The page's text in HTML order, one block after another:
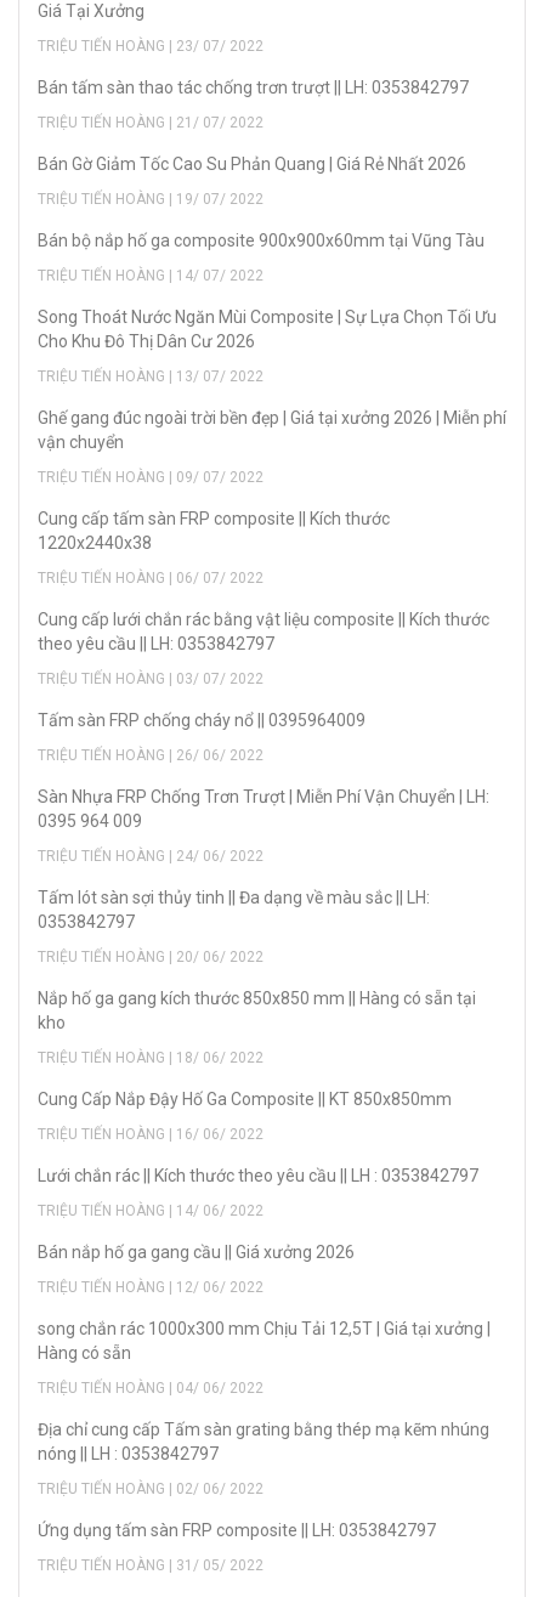
Giá Tại Xưởng
TRIỆU TIẾN HOÀNG | 23/ 07/ 2022
Bán tấm sàn thao tác chống trơn trượt || LH: 0353842797
TRIỆU TIẾN HOÀNG | 21/ 07/ 2022
Bán Gờ Giảm Tốc Cao Su Phản Quang | Giá Rẻ Nhất 2026
TRIỆU TIẾN HOÀNG | 19/ 07/ 2022
Bán bộ nắp hố ga composite 900x900x60mm tại Vũng Tàu
TRIỆU TIẾN HOÀNG | 14/ 07/ 2022
Song Thoát Nước Ngăn Mùi Composite | Sự Lựa Chọn Tối Ưu
Cho Khu Đô Thị Dân Cư 2026
TRIỆU TIẾN HOÀNG | 13/ 07/ 2022
Ghế gang đúc ngoài trời bền đẹp | Giá tại xưởng 2026 | Miễn phí
vận chuyển
TRIỆU TIẾN HOÀNG | 09/ 07/ 2022
Cung cấp tấm sàn FRP composite || Kích thước
1220x2440x38
TRIỆU TIẾN HOÀNG | 06/ 07/ 2022
Cung cấp lưới chắn rác bằng vật liệu composite || Kích thước
theo yêu cầu || LH: 0353842797
TRIỆU TIẾN HOÀNG | 03/ 07/ 2022
Tấm sàn FRP chống cháy nổ || 0395964009
TRIỆU TIẾN HOÀNG | 26/ 06/ 2022
Sàn Nhựa FRP Chống Trơn Trượt | Miễn Phí Vận Chuyển | LH:
0395 964 009
TRIỆU TIẾN HOÀNG | 24/ 06/ 2022
Tấm lót sàn sợi thủy tinh || Đa dạng về màu sắc || LH:
0353842797
TRIỆU TIẾN HOÀNG | 20/ 06/ 2022
Nắp hố ga gang kích thước 850x850 mm || Hàng có sẵn tại
kho
TRIỆU TIẾN HOÀNG | 18/ 06/ 2022
Cung Cấp Nắp Đậy Hố Ga Composite || KT 850x850mm
TRIỆU TIẾN HOÀNG | 16/ 06/ 2022
Lưới chắn rác || Kích thước theo yêu cầu || LH : 0353842797
TRIỆU TIẾN HOÀNG | 14/ 06/ 2022
Bán nắp hố ga gang cầu || Giá xưởng 2026
TRIỆU TIẾN HOÀNG | 12/ 06/ 2022
song chắn rác 1000x300 mm Chịu Tải 12,5T | Giá tại xưởng |
Hàng có sẵn
TRIỆU TIẾN HOÀNG | 04/ 06/ 2022
Địa chỉ cung cấp Tấm sàn grating bằng thép mạ kẽm nhúng
nóng || LH : 0353842797
TRIỆU TIẾN HOÀNG | 02/ 06/ 2022
Ứng dụng tấm sàn FRP composite || LH: 0353842797
TRIỆU TIẾN HOÀNG | 31/ 05/ 2022